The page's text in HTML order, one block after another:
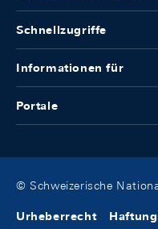
Schnellzugriffe
Informationen für
Portale
© Schweizerische
Urheberrecht